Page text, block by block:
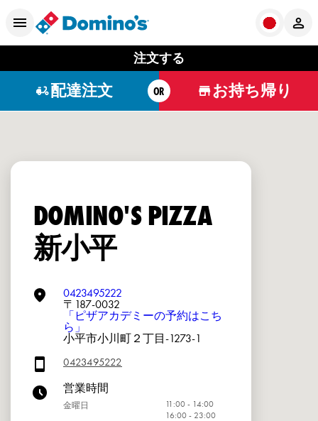
注文する
配達注文 OR お持ち帰り
DOMINO'S PIZZA
新小平
0423495222
〒187-0032
「ピザアカデミーの予約はこち
ら」
小平市小川町２丁目-1273-1
0423495222
営業時間
金曜日
11:00 - 14:00
16:00 - 23:00